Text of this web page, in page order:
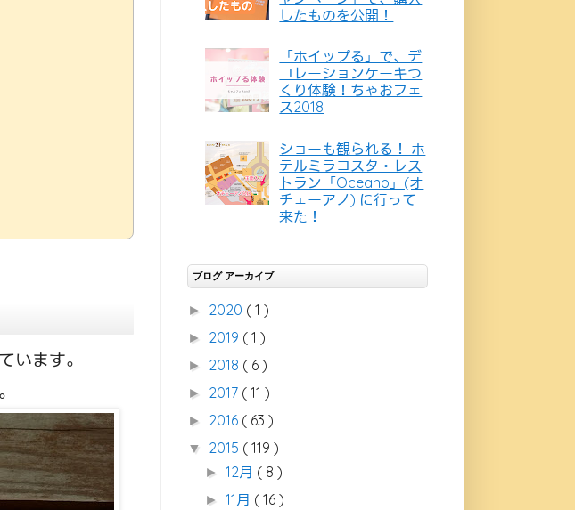
います。
したものを公開！
「ホイップる」で、デ
コレーションケーキつ
くり体験！ちゃおフェ
ス2018
ショーも観られる！ ホ
テルミラコスタ・レス
トラン「Oceano」(オ
チェーアノ) に行って
来た！
ブログ アーカイブ
► 2020 ( 1 )
► 2019 ( 1 )
► 2018 ( 6 )
► 2017 ( 11 )
► 2016 ( 63 )
▼ 2015 ( 119 )
►12月 ( 8 )
►11月 ( 16 )